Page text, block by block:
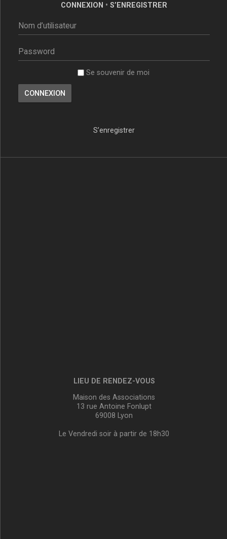
CONNEXION • S’ENREGISTRER
Se souvenir de moi
S’enregistrer
LIEU DE RENDEZ-VOUS
Maison des Associations
13 rue Antoine Fonlupt
69008 Lyon
Le Vendredi soir à partir de 18h30